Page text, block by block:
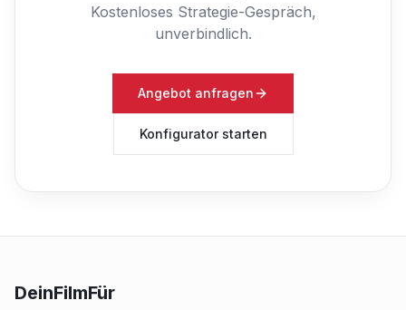
Kostenloses Strategie-Gespräch,
unverbindlich.
Angebot anfragen
Konfigurator starten
DeinFilmFür